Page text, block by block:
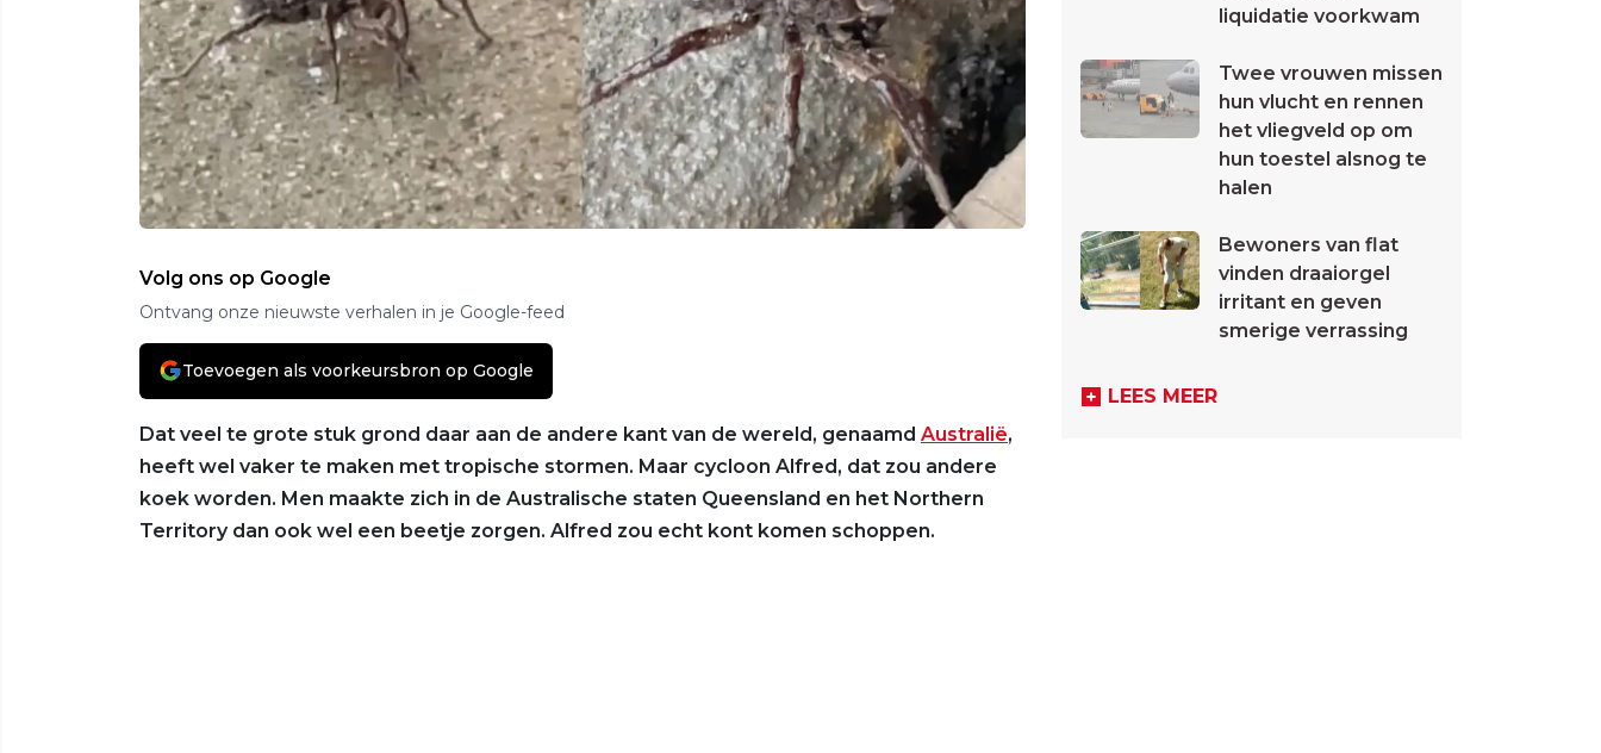
Volg ons op Google
Ontvang onze nieuwste verhalen in je Google-feed
Toevoegen als voorkeursbron op Google
Dat veel te grote stuk grond daar aan de andere kant van de wereld, genaamd Australië,
heeft wel vaker te maken met tropische stormen. Maar cycloon Alfred, dat zou andere
koek worden. Men maakte zich in de Australische staten Queensland en het Northern
Territory dan ook wel een beetje zorgen. Alfred zou echt kont komen schoppen.
liquidatie voorkwam
Twee vrouwen missen
hun vlucht en rennen
het vliegveld op om
hun toestel alsnog te
halen
Bewoners van flat
vinden draaiorgel
irritant en geven
smerige verrassing
LEES MEER